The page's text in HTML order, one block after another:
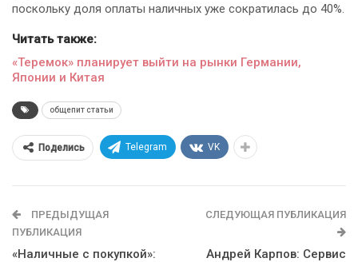
поскольку доля оплаты наличных уже сократилась до 40%.
Читать также:
«Теремок» планирует выйти на рынки Германии,
Японии и Китая
общепит статьи
Поделись Telegram VK
ПРЕДЫДУЩАЯ
ПУБЛИКАЦИЯ
«Наличные с покупкой»:
СЛЕДУЮЩАЯ ПУБЛИКАЦИЯ
Андрей Карпов: Сервис